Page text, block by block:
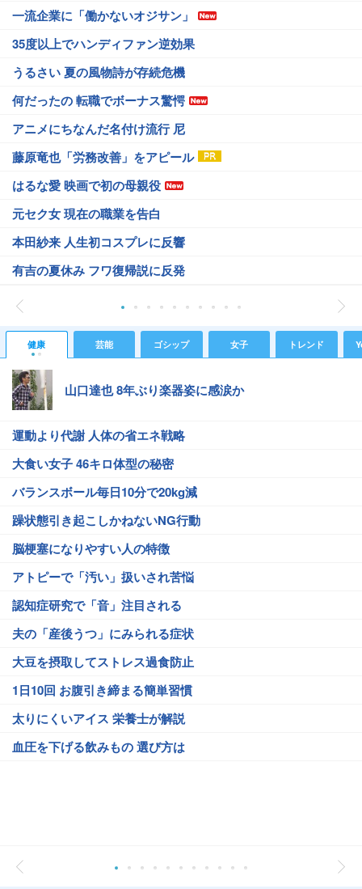
一流企業に「働かないオジサン」
35度以上でハンディファン逆効果
うるさい 夏の風物詩が存続危機
何だったの 転職でボーナス驚愕
アニメにちなんだ名付け流行 尼
藤原竜也「労務改善」をアピール
はるな愛 映画で初の母親役
元セク女 現在の職業を告白
本田紗来 人生初コスプレに反響
有吉の夏休み フワ復帰説に反発
健康 芸能 ゴシップ 女子 トレンド
山口達也 8年ぶり楽器姿に感涙か
運動より代謝 人体の省エネ戦略
大食い女子 46キロ体型の秘密
バランスボール毎日10分で20kg減
躁状態引き起こしかねないNG行動
脳梗塞になりやすい人の特徴
アトピーで「汚い」扱いされ苦悩
認知症研究で「音」注目される
夫の「産後うつ」にみられる症状
大豆を摂取してストレス過食防止
1日10回 お腹引き締まる簡単習慣
太りにくいアイス 栄養士が解説
血圧を下げる飲みもの 選び方は